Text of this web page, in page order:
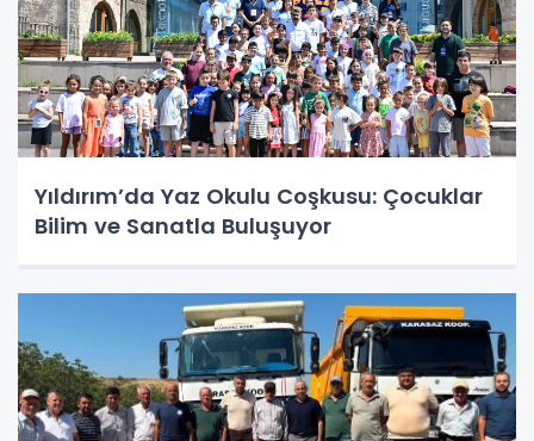
Yıldırım’da Yaz Okulu Coşkusu: Çocuklar
Bilim ve Sanatla Buluşuyor